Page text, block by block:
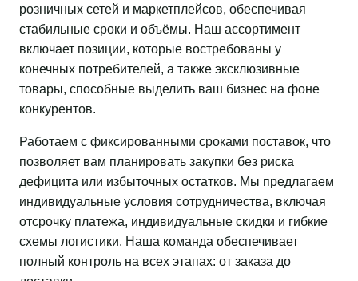
розничных сетей и маркетплейсов, обеспечивая
стабильные сроки и объёмы. Наш ассортимент
включает позиции, которые востребованы у
конечных потребителей, а также эксклюзивные
товары, способные выделить ваш бизнес на фоне
конкурентов.
Работаем с фиксированными сроками поставок, что
позволяет вам планировать закупки без риска
дефицита или избыточных остатков. Мы предлагаем
индивидуальные условия сотрудничества, включая
отсрочку платежа, индивидуальные скидки и гибкие
схемы логистики. Наша команда обеспечивает
полный контроль на всех этапах: от заказа до